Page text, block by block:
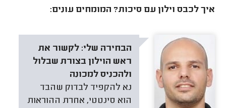
איך לכבס וילון עם סיכות? המומחים עונים:
הבחירה שלי: לקשור את
ראש הוילון בצורת שבלול
ולהכניס למכונה
נא להקפיד לבדוק שהבד
הוא סינטטי, אחרת ההוראות